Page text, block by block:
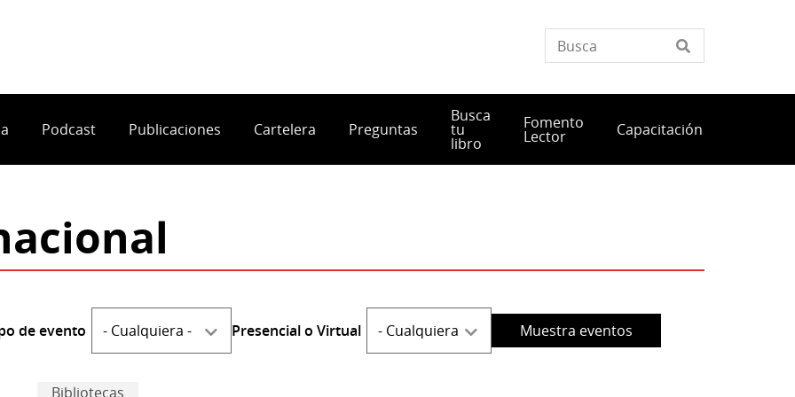
Podcast Publicaciones Cartelera Preguntas
Busca
tu
libro
Fomento
Lector Capacitación
de evento Presencial o Virtual
Bibliotecas